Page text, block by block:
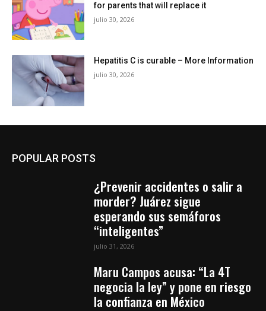
for parents that will replace it
julio 30, 2026
Hepatitis C is curable – More Information
julio 30, 2026
POPULAR POSTS
¿Prevenir accidentes o salir a
morder? Juárez sigue
esperando sus semáforos
“inteligentes”
julio 31, 2026
Maru Campos acusa: “La 4T
negocia la ley” y pone en riesgo
la confianza en México